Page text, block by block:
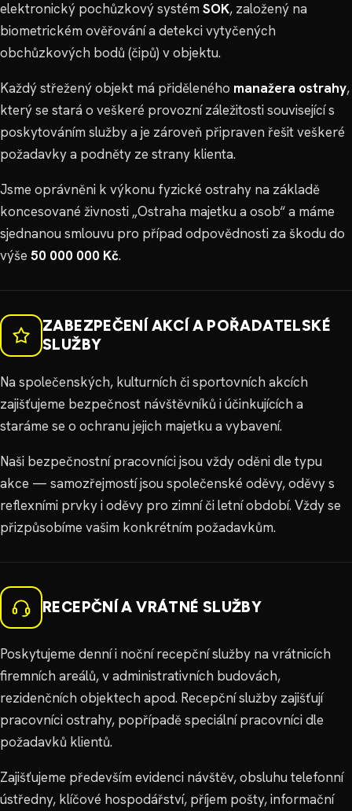
elektronický pochůzkový systém SOK, založený na
biometrickém ověřování a detekci vytyčených
obchůzkových bodů (čipů) v objektu.
Každý střežený objekt má přiděleného manažera ostrahy,
který se stará o veškeré provozní záležitosti související s
poskytováním služby a je zároveň připraven řešit veškeré
požadavky a podněty ze strany klienta.
Jsme oprávněni k výkonu fyzické ostrahy na základě
koncesované živnosti „Ostraha majetku a osob“ a máme
sjednanou smlouvu pro případ odpovědnosti za škodu do
výše 50 000 000 Kč.
ZABEZPEČENÍ AKCÍ A POŘADATELSKÉ
SLUŽBY
Na společenských, kulturních či sportovních akcích
zajišťujeme bezpečnost návštěvníků i účinkujících a
staráme se o ochranu jejich majetku a vybavení.
Naši bezpečnostní pracovníci jsou vždy oděni dle typu
akce — samozřejmostí jsou společenské oděvy, oděvy s
reflexními prvky i oděvy pro zimní či letní období. Vždy se
přizpůsobíme vašim konkrétním požadavkům.
RECEPČNÍ A VRÁTNÉ SLUŽBY
Poskytujeme denní i noční recepční služby na vrátnicích
firemních areálů, v administrativních budovách,
rezidenčních objektech apod. Recepční služby zajišťují
pracovníci ostrahy, popřípadě speciální pracovníci dle
požadavků klientů.
Zajišťujeme především evidenci návštěv, obsluhu telefonní
ústředny, klíčové hospodářství, příjem pošty, informační